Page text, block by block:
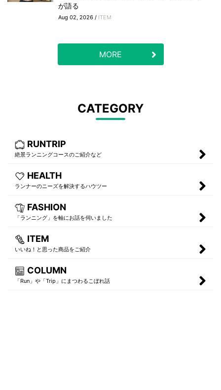
が語る
Aug 02, 2026 / ITEM
MORE
CATEGORY
RUNTRIP
絶景ランニングコースのご紹介など
HEALTH
ランナーのニーズを解決するハウツー
FASHION
「ランニング」を軸にお話を伺いました
ITEM
いいね！と思った商品をご紹介
COLUMN
「Run」や「Trip」にまつわるこぼれ話